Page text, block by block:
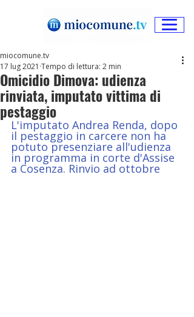
Omicidio Dimova: udienza
rinviata, imputato vittima di
pestaggio
miocomune.tv
17 lug 2021 Tempo di lettura: 2 min
L'imputato Andrea Renda, dopo
il pestaggio in carcere non ha
potuto presenziare all'udienza
in programma in corte d'Assise
a Cosenza. Rinvio ad ottobre